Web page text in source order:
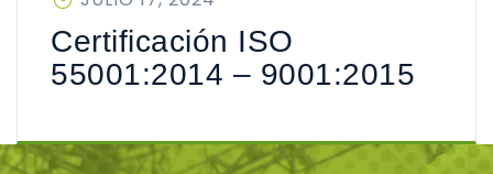
Certificación ISO
55001:2014 – 9001:2015